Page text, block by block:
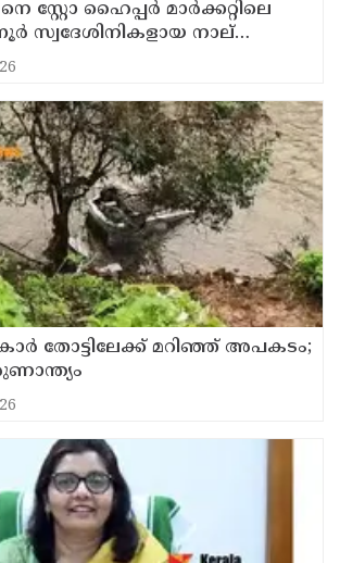
സ്റ്റോ ഹൈപ്പർ മാർക്കറ്റിലെ
സ്വദേശിനികളായ നാല്
തോട്ടിലേക്ക് മറിഞ്ഞ് അപകടം;